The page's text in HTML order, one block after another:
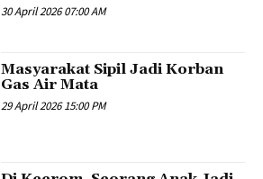
30 April 2026 07:00 AM
Masyarakat Sipil Jadi Korban
Gas Air Mata
29 April 2026 15:00 PM